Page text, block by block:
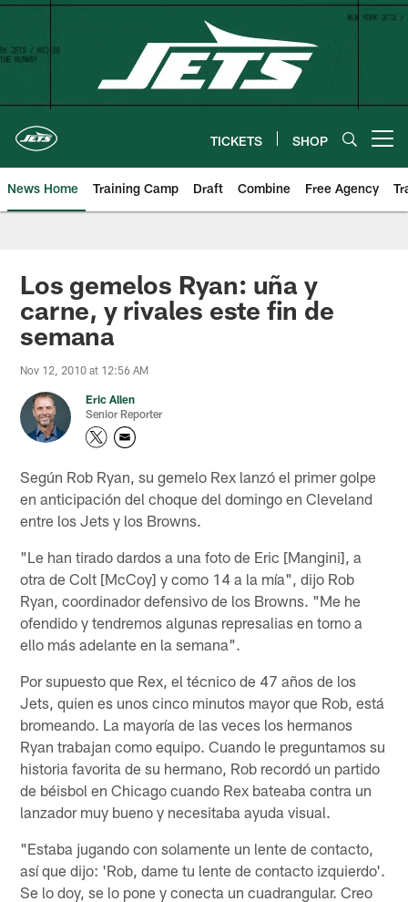
Skip
content
TICKETS SHOP
News Home Training Camp Draft Combine Free Agency
Los gemelos Ryan: uña y
carne, y rivales este fin de
semana
Nov 12, 2010 at 12:56 AM
Eric Allen
Senior Reporter
Según Rob Ryan, su gemelo Rex lanzó el primer golpe
en anticipación del choque del domingo en Cleveland
entre los Jets y los Browns.
"Le han tirado dardos a una foto de Eric [Mangini], a
otra de Colt [McCoy] y como 14 a la mía", dijo Rob
Ryan, coordinador defensivo de los Browns. "Me he
ofendido y tendremos algunas represalias en torno a
ello más adelante en la semana".
Por supuesto que Rex, el técnico de 47 años de los
Jets, quien es unos cinco minutos mayor que Rob, está
bromeando. La mayoría de las veces los hermanos
Ryan trabajan como equipo. Cuando le preguntamos su
historia favorita de su hermano, Rob recordó un partido
de béisbol en Chicago cuando Rex bateaba contra un
lanzador muy bueno y necesitaba ayuda visual.
"Estaba jugando con solamente un lente de contacto,
así que dijo: 'Rob, dame tu lente de contacto izquierdo'.
Se lo doy, se lo pone y conecta un cuadrangular. Creo